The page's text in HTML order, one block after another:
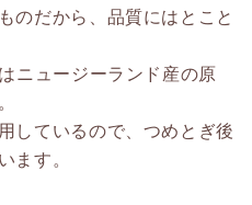
のだから、品質にはとこと
ニュージーランド産の原
しているので、つめとぎ後
ます。